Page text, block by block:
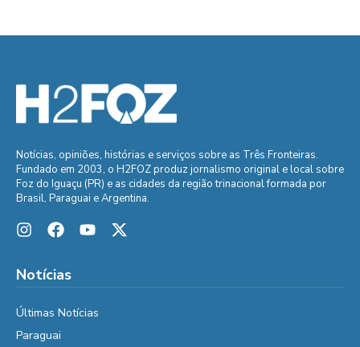
Notícias, opiniões, histórias e serviços sobre as Três Fronteiras.
Fundado em 2003, o H2FOZ produz jornalismo original e local sobre
Foz do Iguaçu (PR) e as cidades da região trinacional formada por
Brasil, Paraguai e Argentina.
Notícias
Últimas Notícias
Paraguai